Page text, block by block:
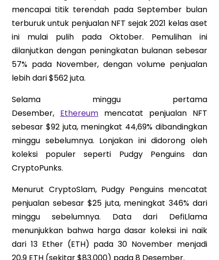
mencapai titik terendah pada September bulan
terburuk untuk penjualan NFT sejak 2021 kelas aset
ini mulai pulih pada Oktober. Pemulihan ini
dilanjutkan dengan peningkatan bulanan sebesar
57% pada November, dengan volume penjualan
lebih dari $562 juta.
Selama minggu pertama
Desember, Ethereum mencatat penjualan NFT
sebesar $92 juta, meningkat 44,69% dibandingkan
minggu sebelumnya. Lonjakan ini didorong oleh
koleksi populer seperti Pudgy Penguins dan
CryptoPunks.
Menurut CryptoSlam, Pudgy Penguins mencatat
penjualan sebesar $25 juta, meningkat 346% dari
minggu sebelumnya. Data dari DefiLlama
menunjukkan bahwa harga dasar koleksi ini naik
dari 13 Ether (ETH) pada 30 November menjadi
20,9 ETH (sekitar $83.000) pada 8 Desember.